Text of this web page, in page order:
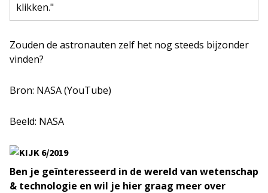
klikken."
Zouden de astronauten zelf het nog steeds bijzonder
vinden?
Bron: NASA (YouTube)
Beeld: NASA
Ben je geïnteresseerd in de wereld van wetenschap
& technologie en wil je hier graag meer over